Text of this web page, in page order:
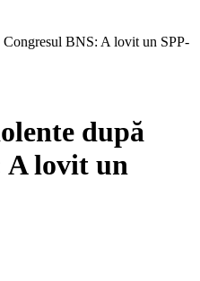
Congresul BNS: A lovit un SPP-
după
A lovit un